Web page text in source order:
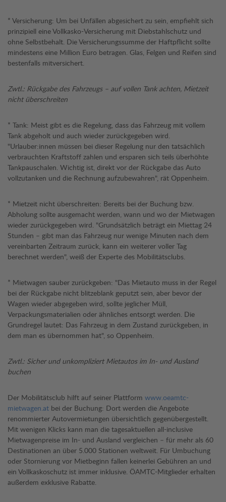
* Versicherung: Um bei Unfällen abgesichert zu sein, empfiehlt sich
prinzipiell eine Vollkasko-Versicherung mit Diebstahlschutz und
ohne Selbstbehalt. Die Versicherungssumme der Haftpflicht sollte
mindestens eine Million Euro betragen. Glas, Felgen und Reifen sind
bestenfalls mitversichert.
Zwtl.: Rückgabe des Fahrzeugs – auf vollen Tank achten, Mietzeit
nicht überschreiten
* Tank: Meist gibt es die Regelung, dass das Fahrzeug mit vollem
Tank abgeholt und auch wieder zurückgegeben wird.
"Urlauber:innen müssen bei dieser Regelung nur den tatsächlich
verbrauchten Kraftstoff zahlen und ersparen sich teils überhöhte
Tankpauschalen. Wichtig ist, direkt vor der Rückgabe das Auto
vollzutanken und die Rechnung aufzubewahren", rät Oppenheim.
* Mietzeit nicht überschreiten: Bereits bei der Buchung bzw.
Abholung sollte ausgemacht werden, wann und wo der Mietwagen
wieder zurückgegeben wird. "Grundsätzlich beträgt ein Miettag 24
Stunden – gibt man das Fahrzeug nur wenige Minuten nach dem
vereinbarten Zeitraum zurück, kann ein weiterer voller Tag
berechnet werden", weiß der Experte des Mobilitätsclubs.
* Mietwagen sauber zurückgeben: "Das Mietauto muss in der Regel
bei der Rückgabe nicht blitzeblank geputzt sein, aber bevor der
Wagen wieder abgegeben wird, sollte jeglicher Müll,
Verpackungsmaterialien oder ähnliches entsorgt werden. Die
Grundregel lautet: Das Fahrzeug in dem Zustand zurückgeben, in
dem man es übernommen hat", so Oppenheim.
Zwtl.: Sicher und unkompliziert Mietautos im In- und Ausland
buchen
Der Mobilitätsclub hilft auf seiner Plattform www.oeamtc-
mietwagen.at bei der Buchung: Dort werden die Angebote
renommierter Autovermietungen übersichtlich gegenübergestellt.
Mit wenigen Klicks kann man die tagesaktuellen all-inclusive
Mietwagenpreise im In- und Ausland vergleichen – für mehr als 60
Destinationen an über 5.000 Stationen weltweit. Für Umbuchung
oder Stornierung vor Mietbeginn fallen keinerlei Gebühren an und
ein Vollkaskoschutz ist immer inklusive. ÖAMTC-Mitglieder erhalten
außerdem exklusive Rabatte.